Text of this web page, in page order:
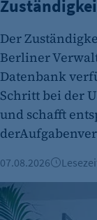
Der
Berliner
Datenbank
Schritt bei der
und schafft
07.08.2026
Berliner Fintech